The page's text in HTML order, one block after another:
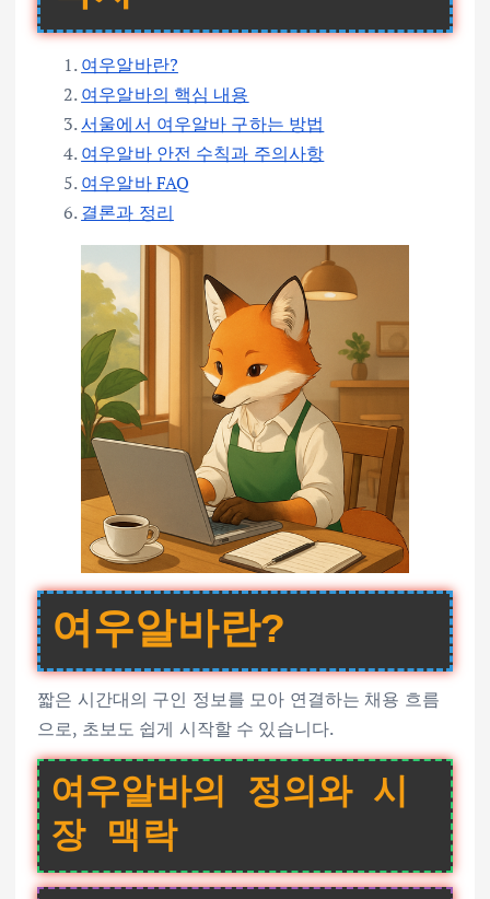
여우알바란?
여우알바의 핵심 내용
서울에서 여우알바 구하는 방법
여우알바 안전 수칙과 주의사항
여우알바 FAQ
결론과 정리
여우알바란?
짧은 시간대의 구인 정보를 모아 연결하는 채용 흐름
으로, 초보도 쉽게 시작할 수 있습니다.
여우알바의 정의와 시
장 맥락